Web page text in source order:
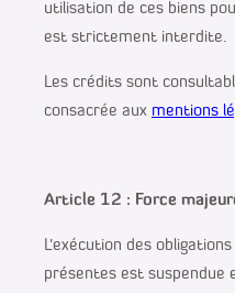
utilisation de ces biens
est strictement interdite.
Les crédits sont
consacrée aux mentions
Article 12 : Force
L’exécution des
présentes est suspendue